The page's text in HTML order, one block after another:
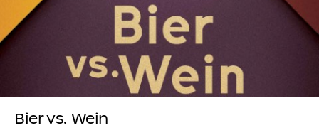
Bier vs. Wein